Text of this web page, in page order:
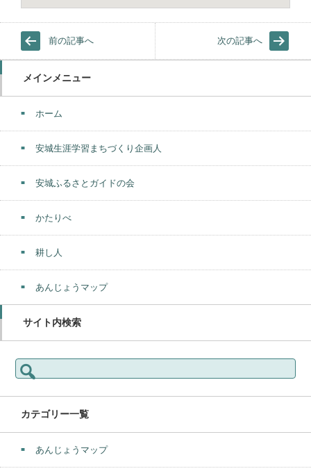
前の記事へ 次の記事へ
メインメニュー
ホーム
安城生涯学習まちづくり企画人
安城ふるさとガイドの会
かたりべ
耕し人
あんじょうマップ
サイト内検索
検
索:
カテゴリー一覧
あんじょうマップ